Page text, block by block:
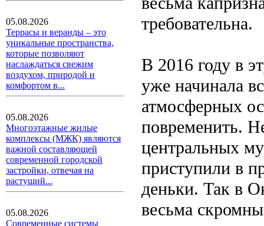
05.08.2026
Террасы и веранды – это
уникальные пространства,
которые позволяют
наслаждаться свежим
воздухом, природой и
комфортом в...
05.08.2026
Многоэтажные жилые
комплексы (МЖК) являются
важной составляющей
современной городской
застройки, отвечая на
растущий...
05.08.2026
Современные системы
требовательна.
В 2016 году в
уже начинала
атмосферных
повременить.
центральных
приступили в
деньки. Так в
весьма